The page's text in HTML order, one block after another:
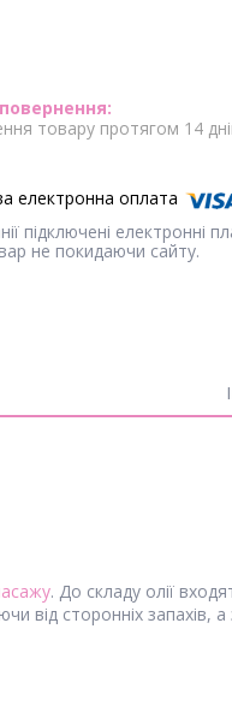
товару протягом 14
підключені електронні
не покидаючи сайту.
. До складу олії
сторонніх запахів,